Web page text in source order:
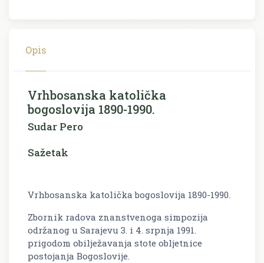
Opis
Vrhbosanska katolička
bogoslovija 1890-1990.
Sudar Pero
Sažetak
Vrhbosanska katolička bogoslovija 1890-1990.
Zbornik radova znanstvenoga simpozija
održanog u Sarajevu 3. i 4. srpnja 1991.
prigodom obilježavanja stote obljetnice
postojanja Bogoslovije.